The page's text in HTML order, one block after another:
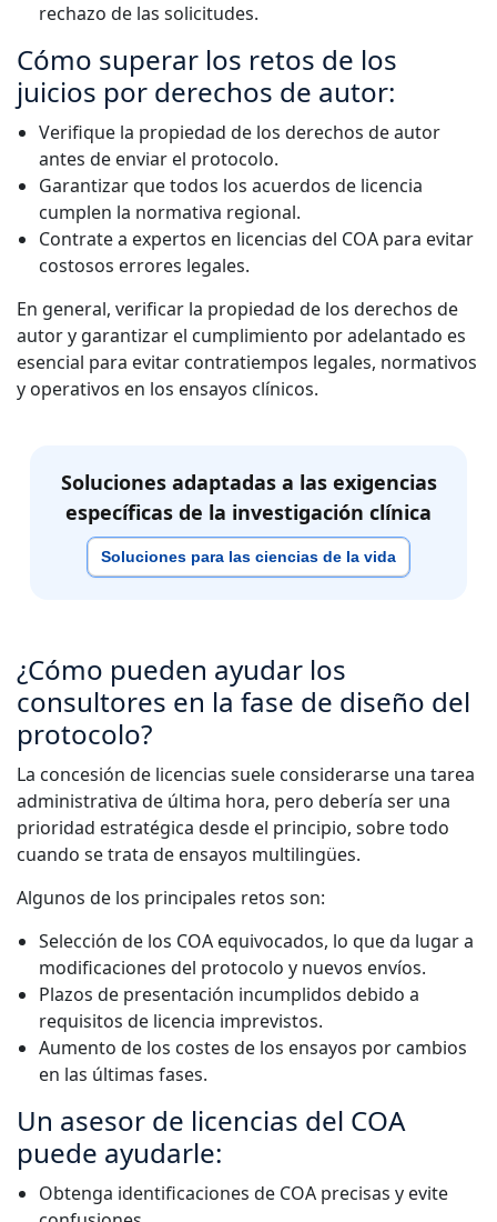
rechazo de las solicitudes.
Cómo superar los retos de los
juicios por derechos de autor:
Verifique la propiedad de los derechos de autor
antes de enviar el protocolo.
Garantizar que todos los acuerdos de licencia
cumplen la normativa regional.
Contrate a expertos en licencias del COA para evitar
costosos errores legales.
En general, verificar la propiedad de los derechos de
autor y garantizar el cumplimiento por adelantado es
esencial para evitar contratiempos legales, normativos
y operativos en los ensayos clínicos.
Soluciones adaptadas a las exigencias
específicas de la investigación clínica
Soluciones para las ciencias de la vida
¿Cómo pueden ayudar los
consultores en la fase de diseño del
protocolo?
La concesión de licencias suele considerarse una tarea
administrativa de última hora, pero debería ser una
prioridad estratégica desde el principio, sobre todo
cuando se trata de ensayos multilingües.
Algunos de los principales retos son:
Selección de los COA equivocados, lo que da lugar a
modificaciones del protocolo y nuevos envíos.
Plazos de presentación incumplidos debido a
requisitos de licencia imprevistos.
Aumento de los costes de los ensayos por cambios
en las últimas fases.
Un asesor de licencias del COA
puede ayudarle:
Obtenga identificaciones de COA precisas y evite